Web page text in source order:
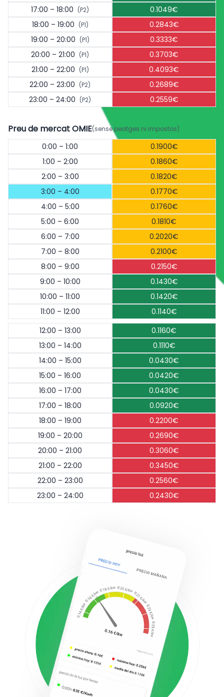
17:00 – 18:00 (P2)
0.1049€
18:00 – 19:00 (P1)
0.2843€
19:00 – 20:00 (P1)
0.3333€
20:00 – 21:00 (P1)
0.3703€
21:00 – 22:00 (P1)
0.4093€
22:00 – 23:00 (P2)
0.2689€
23:00 – 24:00 (P2) 0.2559€
Preu de mercat OMIE(sense peatges ni impostos)
0:00 – 1:00
0.1900€
1:00 – 2:00
0.1860€
2:00 – 3:00
0.1820€
3:00 – 4:00
0.1770€
4:00 – 5:00
0.1760€
5:00 – 6:00
0.1810€
6:00 – 7:00
0.2020€
7:00 – 8:00
0.2100€
8:00 – 9:00
0.2150€
9:00 – 10:00
0.1430€
10:00 – 11:00
0.1420€
11:00 – 12:00
0.1140€
12:00 – 13:00
0.1160€
13:00 – 14:00
0.1110€
14:00 – 15:00
0.0430€
15:00 – 16:00
0.0420€
16:00 – 17:00
0.0430€
17:00 – 18:00
0.0920€
18:00 – 19:00
0.2200€
19:00 – 20:00
0.2690€
20:00 – 21:00
0.3060€
21:00 – 22:00
0.3450€
22:00 – 23:00
0.2560€
23:00 – 24:00
0.2430€